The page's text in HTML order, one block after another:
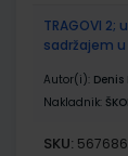
TRAGOVI
sadržajem
Autor(i):
Nakladnik:
SKU: 567686